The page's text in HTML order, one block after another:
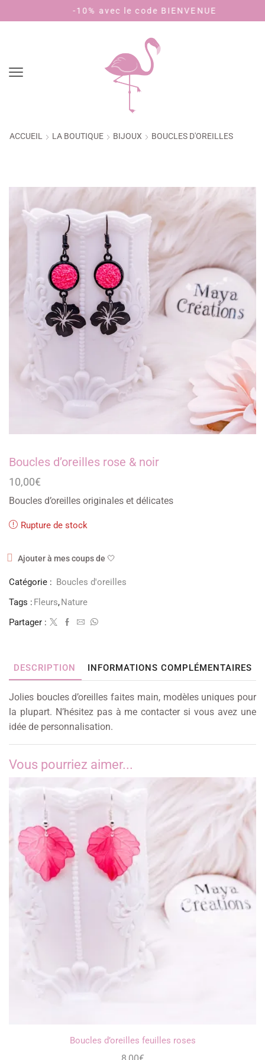
-10% avec le code BIENVENUE
ACCUEIL LA BOUTIQUE BIJOUX BOUCLES D'OREILLES
Boucles d’oreilles rose & noir
10,00€
Boucles d’oreilles originales et délicates
Rupture de stock
Ajouter à mes coups de 🤍
Catégorie : Boucles d'oreilles
Tags : Fleurs,Nature
Partager :
DESCRIPTION INFORMATIONS COMPLÉMENTAIRES
Jolies boucles d’oreilles faites main, modèles uniques pour
la plupart. N’hésitez pas à me contacter si vous avez une
idée de personnalisation.
Vous pourriez aimer...
Boucles d’oreilles feuilles roses